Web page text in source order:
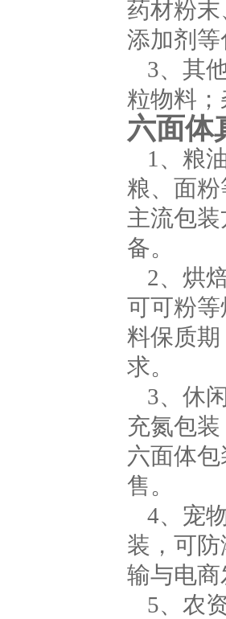
药材粉
添加剂
3、其
粒物料
六面体
1、粮
粮、面
主流包
备。
2、烘
可可粉
料保质
求。
3、休
充氮包
六面体
售。
4、宠
装，可
输与电
5、农